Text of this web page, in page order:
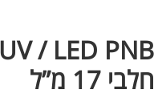
חלבי 17 מ”ל